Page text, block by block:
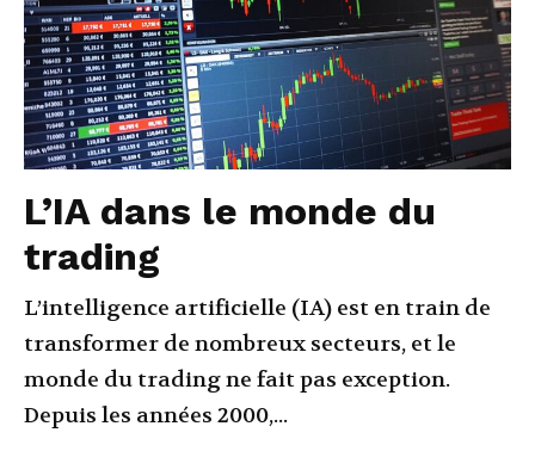
L’IA dans le monde du
trading
L’intelligence artificielle (IA) est en train de
transformer de nombreux secteurs, et le
monde du trading ne fait pas exception.
Depuis les années 2000,...